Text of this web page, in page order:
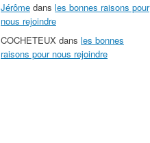
Jérôme dans les bonnes raisons pour
nous rejoindre
COCHETEUX dans les bonnes
raisons pour nous rejoindre